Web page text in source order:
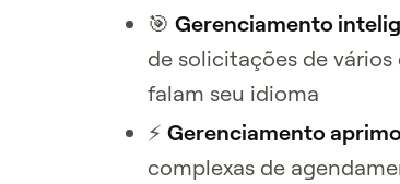
🎯 Gerenciamento
de solicitações de
falam seu idioma
⚡ Gerenciamento
complexas de